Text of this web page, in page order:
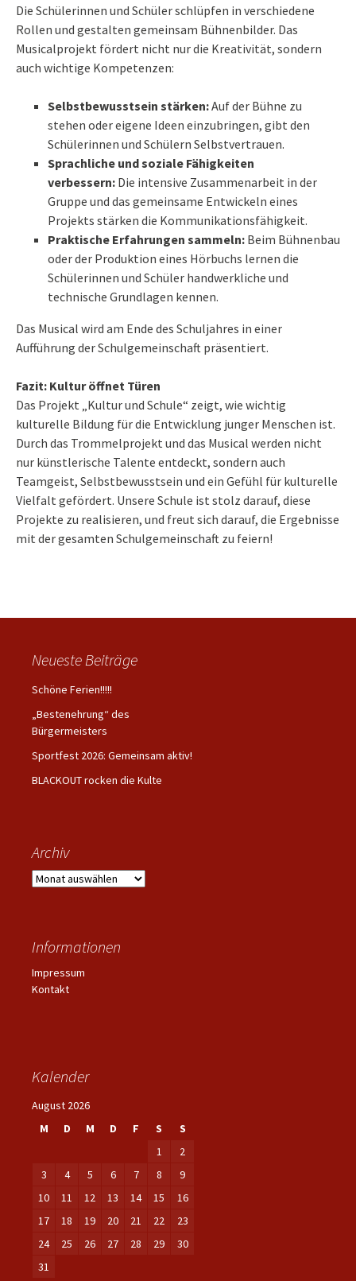
Die Schülerinnen und Schüler schlüpfen in verschiedene
Rollen und gestalten gemeinsam Bühnenbilder. Das
Musicalprojekt fördert nicht nur die Kreativität, sondern
auch wichtige Kompetenzen:
Selbstbewusstsein stärken:Auf der Bühne zu
stehen oder eigene Ideen einzubringen, gibt den
Schülerinnen und Schülern Selbstvertrauen.
Sprachliche und soziale Fähigkeiten
verbessern: Die intensive Zusammenarbeit in der
Gruppe und das gemeinsame Entwickeln eines
Projekts stärken die Kommunikationsfähigkeit.
Praktische Erfahrungen sammeln: Beim Bühnenbau
oder der Produktion eines Hörbuchs lernen die
Schülerinnen und Schüler handwerkliche und
technische Grundlagen kennen.
Das Musical wird am Ende des Schuljahres in einer
Aufführung der Schulgemeinschaft präsentiert.
Fazit: Kultur öffnet Türen
Das Projekt „Kultur und Schule“ zeigt, wie wichtig
kulturelle Bildung für die Entwicklung junger Menschen ist.
Durch das Trommelprojekt und das Musical werden nicht
nur künstlerische Talente entdeckt, sondern auch
Teamgeist, Selbstbewusstsein und ein Gefühl für kulturelle
Vielfalt gefördert. Unsere Schule ist stolz darauf, diese
Projekte zu realisieren, und freut sich darauf, die Ergebnisse
mit der gesamten Schulgemeinschaft zu feiern!
Neueste Beiträge
Schöne Ferien!!!!!
„Bestenehrung“ des
Bürgermeisters
Sportfest 2026: Gemeinsam aktiv!
BLACKOUT rocken die Kulte
Archiv
Archiv
Informationen
Impressum
Kontakt
Kalender
August 2026
M
D M D F S
S
1
2
3
4 5 6 7 8
9
10
11 12 13 14 15
16
17
18 19 20 21 22
23
24
25 26 27 28 29
30
31